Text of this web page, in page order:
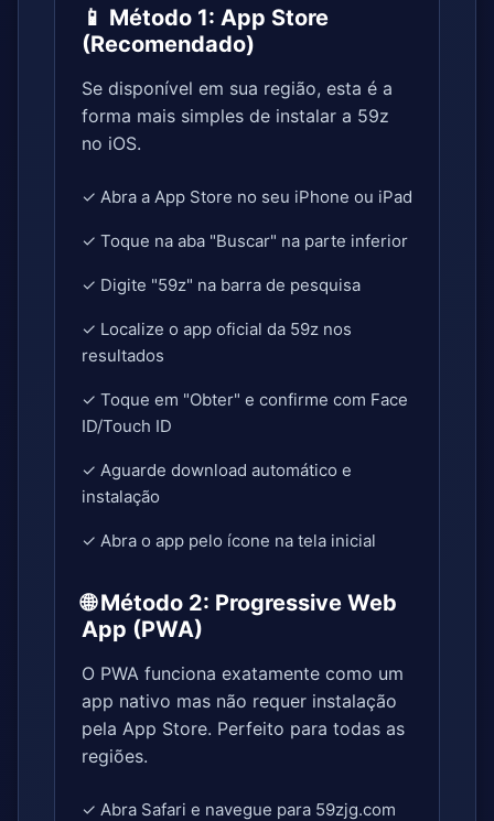
📱 Método 1: App Store
(Recomendado)
Se disponível em sua região, esta é a
forma mais simples de instalar a 59z
no iOS.
✓ Abra a App Store no seu iPhone ou iPad
✓ Toque na aba "Buscar" na parte inferior
✓ Digite "59z" na barra de pesquisa
✓ Localize o app oficial da 59z nos
resultados
✓ Toque em "Obter" e confirme com Face
ID/Touch ID
✓ Aguarde download automático e
instalação
✓ Abra o app pelo ícone na tela inicial
🌐 Método 2: Progressive Web
App (PWA)
O PWA funciona exatamente como um
app nativo mas não requer instalação
pela App Store. Perfeito para todas as
regiões.
✓ Abra Safari e navegue para 59zjg.com